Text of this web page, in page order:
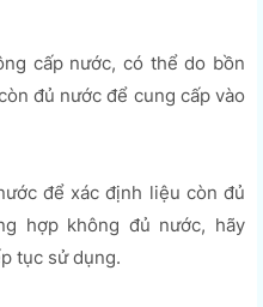
cấp nước, có thể do bồn
đủ nước để cung cấp vào
để xác định liệu còn đủ
hợp không đủ nước, hãy
tục sử dụng.